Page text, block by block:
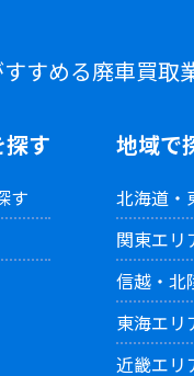
すめる廃車買取
地域で
北海道・
関東エリ
信越・北
東海エリ
近畿エリ
す
す